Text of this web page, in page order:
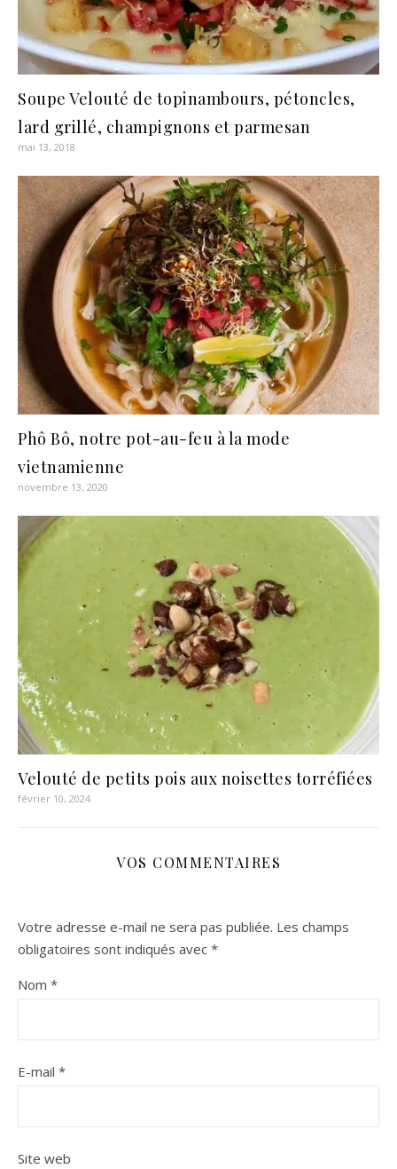
Soupe Velouté de topinambours, pétoncles,
lard grillé, champignons et parmesan
mai 13, 2018
Phô Bô, notre pot-au-feu à la mode
vietnamienne
novembre 13, 2020
Velouté de petits pois aux noisettes torréfiées
février 10, 2024
VOS COMMENTAIRES
Votre adresse e-mail ne sera pas publiée. Les champs
obligatoires sont indiqués avec *
Nom *
E-mail *
Site web